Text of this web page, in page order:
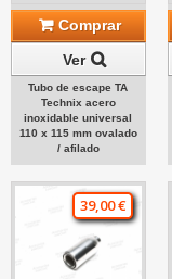
Comprar
Ver
Tubo de escape TA
Technix acero
inoxidable universal
110 x 115 mm ovalado
/ afilado
39,00 €